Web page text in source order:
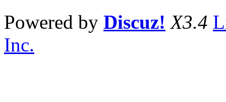
Powered by Discuz! X3.4
Inc.